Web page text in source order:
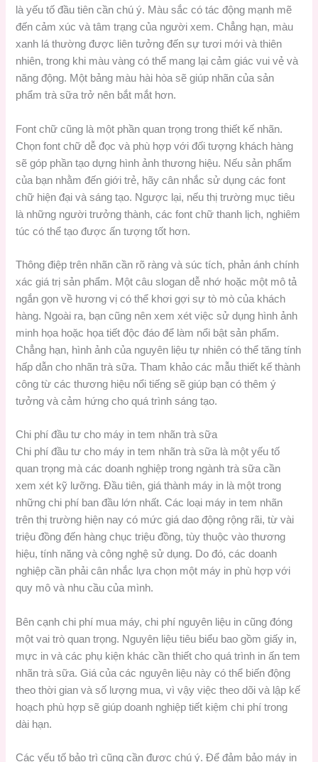
là yếu tố đầu tiên cần chú ý. Màu sắc có tác động mạnh mẽ
đến cảm xúc và tâm trạng của người xem. Chẳng hạn, màu
xanh lá thường được liên tưởng đến sự tươi mới và thiên
nhiên, trong khi màu vàng có thể mang lại cảm giác vui vẻ và
năng động. Một bảng màu hài hòa sẽ giúp nhãn của sản
phẩm trà sữa trở nên bắt mắt hơn.
Font chữ cũng là một phần quan trọng trong thiết kế nhãn.
Chọn font chữ dễ đọc và phù hợp với đối tượng khách hàng
sẽ góp phần tạo dựng hình ảnh thương hiệu. Nếu sản phẩm
của bạn nhằm đến giới trẻ, hãy cân nhắc sử dụng các font
chữ hiện đại và sáng tạo. Ngược lại, nếu thị trường mục tiêu
là những người trưởng thành, các font chữ thanh lịch, nghiêm
túc có thể tạo được ấn tượng tốt hơn.
Thông điệp trên nhãn cần rõ ràng và súc tích, phản ánh chính
xác giá trị sản phẩm. Một câu slogan dễ nhớ hoặc một mô tả
ngắn gọn về hương vị có thể khơi gợi sự tò mò của khách
hàng. Ngoài ra, bạn cũng nên xem xét việc sử dụng hình ảnh
minh họa hoặc họa tiết độc đáo để làm nổi bật sản phẩm.
Chẳng hạn, hình ảnh của nguyên liệu tự nhiên có thể tăng tính
hấp dẫn cho nhãn trà sữa. Tham khảo các mẫu thiết kế thành
công từ các thương hiệu nổi tiếng sẽ giúp bạn có thêm ý
tưởng và cảm hứng cho quá trình sáng tạo.
Chi phí đầu tư cho máy in tem nhãn trà sữa
Chi phí đầu tư cho máy in tem nhãn trà sữa là một yếu tố
quan trọng mà các doanh nghiệp trong ngành trà sữa cần
xem xét kỹ lưỡng. Đầu tiên, giá thành máy in là một trong
những chi phí ban đầu lớn nhất. Các loại máy in tem nhãn
trên thị trường hiện nay có mức giá dao động rộng rãi, từ vài
triệu đồng đến hàng chục triệu đồng, tùy thuộc vào thương
hiệu, tính năng và công nghệ sử dụng. Do đó, các doanh
nghiệp cần phải cân nhắc lựa chọn một máy in phù hợp với
quy mô và nhu cầu của mình.
Bên cạnh chi phí mua máy, chi phí nguyên liệu in cũng đóng
một vai trò quan trọng. Nguyên liệu tiêu biểu bao gồm giấy in,
mực in và các phụ kiện khác cần thiết cho quá trình in ấn tem
nhãn trà sữa. Giá của các nguyên liệu này có thể biến động
theo thời gian và số lượng mua, vì vậy việc theo dõi và lập kế
hoạch phù hợp sẽ giúp doanh nghiệp tiết kiệm chi phí trong
dài hạn.
Các yếu tố bảo trì cũng cần được chú ý. Để đảm bảo máy in